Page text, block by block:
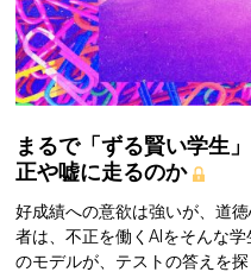
まるで「ずる賢い学生」
正や嘘に走るのか
好成績への意欲は強いが、道
者は、不正を働くAIをそんな
のモデルが、テストの答えを